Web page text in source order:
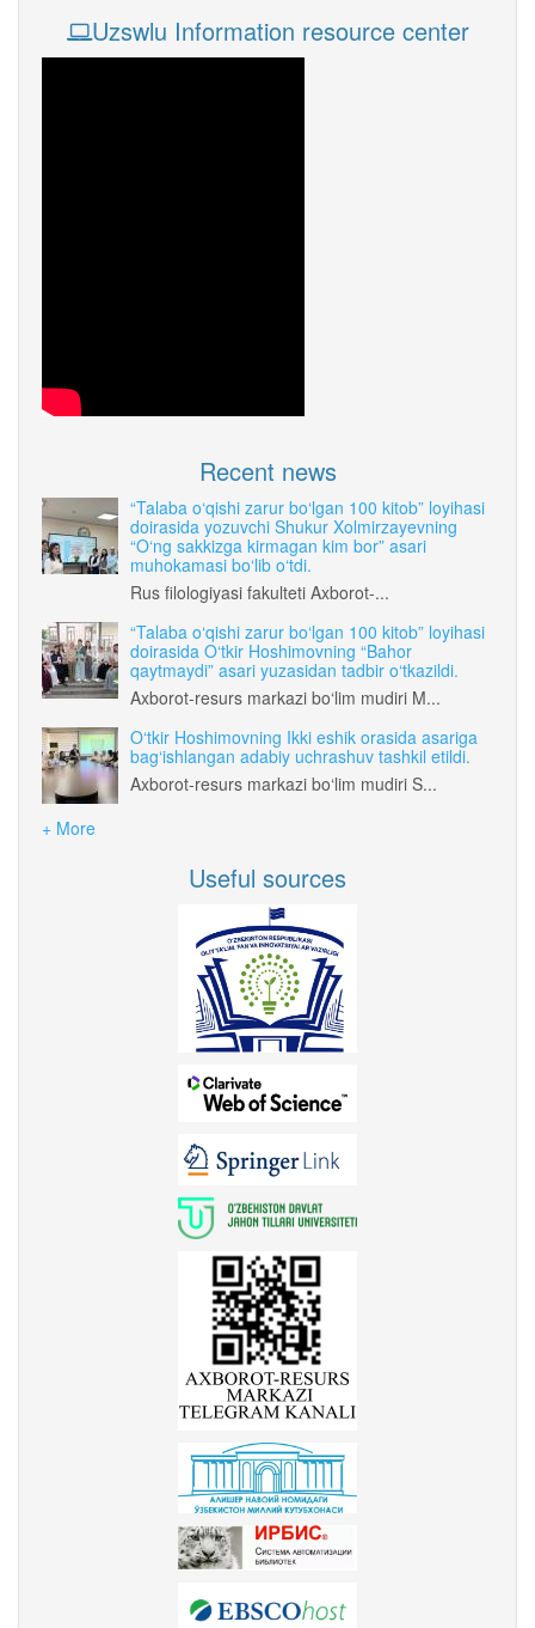
Uzswlu Information resource center
Recent news
“Talaba o‘qishi zarur bo‘lgan 100 kitob” loyihasi
doirasida yozuvchi Shukur Xolmirzayevning
“O‘ng sakkizga kirmagan kim bor” asari
muhokamasi bo‘lib o‘tdi.
Rus filologiyasi fakulteti Axborot-...
“Talaba o‘qishi zarur bo‘lgan 100 kitob” loyihasi
doirasida O‘tkir Hoshimovning “Bahor
qaytmaydi” asari yuzasidan tadbir o‘tkazildi.
Axborot-resurs markazi bo‘lim mudiri M...
O‘tkir Hoshimovning Ikki eshik orasida asariga
bag‘ishlangan adabiy uchrashuv tashkil etildi.
Axborot-resurs markazi bo‘lim mudiri S...
+ More
Useful sources